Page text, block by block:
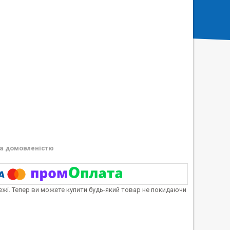
домовленістю
Тепер ви можете купити будь-який товар не покидаючи